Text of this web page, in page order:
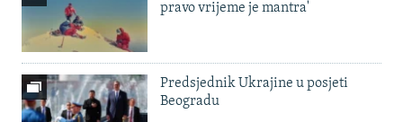
pravo vrijeme je mantra'
Predsjednik Ukrajine u posjeti
Beogradu